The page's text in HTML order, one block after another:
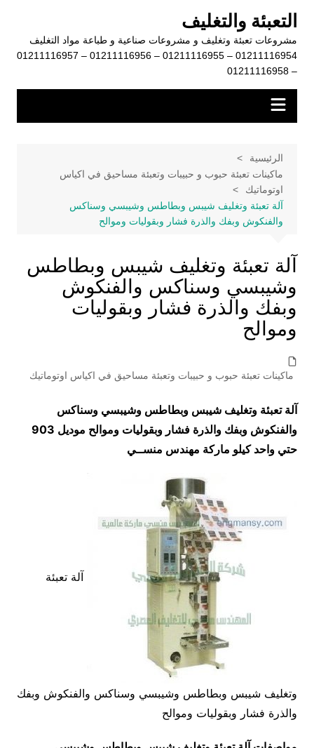
المحتوى
التعبئة والتغليف
مشروعات تعبئة وتغليف و مشروعات صناعية و طباعة مواد التغليف
01211116954 – 01211116955 – 01211116956 – 01211116957
– 01211116958
الرئيسية
ماكينات تعبئة حبوب و حبيبات وتعبئة مساحيق في اكياس
اوتوماتيك
آلة تعبئة وتغليف شيبس وبطاطس وشيبسي وسناكس
والفنكوش وبفك والذرة فشار وبقوليات وموالح
آلة تعبئة وتغليف شيبس وبطاطس
وشيبسي وسناكس والفنكوش
وبفك والذرة فشار وبقوليات
وموالح
ماكينات تعبئة حبوب و حبيبات وتعبئة مساحيق في اكياس اوتوماتيك
آلة تعبئة وتغليف شيبس وبطاطس وشيبسي وسناكس
والفنكوش وبفك والذرة فشار وبقوليات وموالح موديل 903
حتي واحد كيلو ماركة مهندس منســي
آلة تعبئة
وتغليف شيبس وبطاطس وشيبسي وسناكس والفنكوش وبفك
والذرة فشار وبقوليات وموالح